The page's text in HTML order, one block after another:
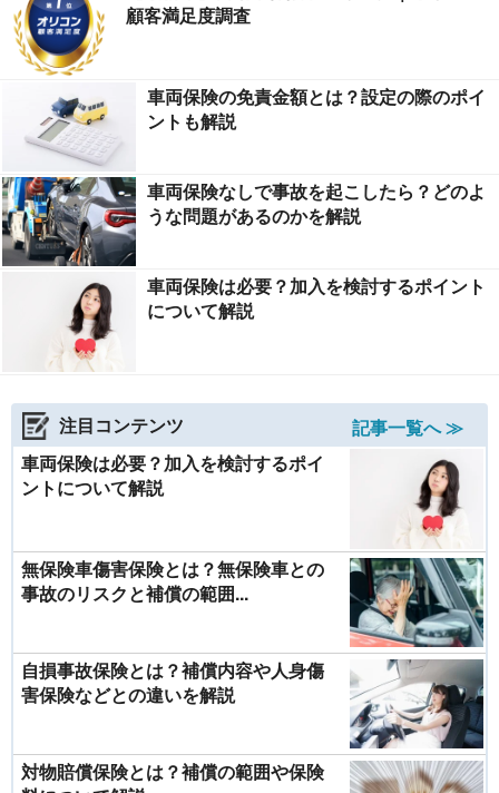
顧客満足度調査
車両保険の免責金額とは？設定の際のポイ
ントも解説
車両保険なしで事故を起こしたら？どのよ
うな問題があるのかを解説
車両保険は必要？加入を検討するポイント
について解説
注目コンテンツ
記事一覧へ ≫
車両保険は必要？加入を検討するポイ
ントについて解説
無保険車傷害保険とは？無保険車との
事故のリスクと補償の範囲...
自損事故保険とは？補償内容や人身傷
害保険などとの違いを解説
対物賠償保険とは？補償の範囲や保険